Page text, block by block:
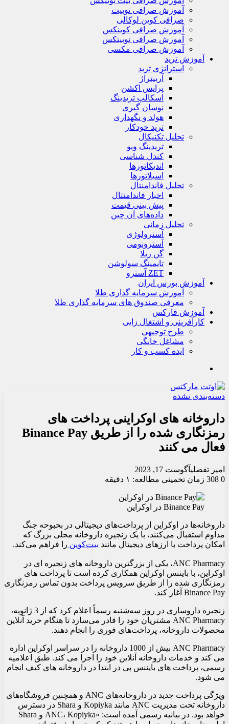
آموزش صرافی توبیت
صرافی کوین لوکالی
آموزش صرافی کوینکس
آموزش صرافی نوبیتکس
آموزش صرافی مکسی
آموزش ترید
استراتژی‌ ترید
آربیتراژ
پرایس اکشن
اسکالپ تریدینگ
نوسان گیری
هولد و نگهداری
ترید خودکار
تحلیل تکنیکال
تریدینگ ویو
کندل شناسی
اندیکاتورها
اسیلاتورها
تحلیل فاندامنتال
اخبار فاندامنتال
پیش بینی قیمت
داده‌های آن چین
تحلیل زمانی
آسترولوژی
آسترونومی
گن زیلا
تايمينگ سولوشن
ZET آسترو
آموزش بورس ایران
آموزش سرمایه گذاری طلا
معرفی صندوق های سرمایه گذاری طلا
آموزش فارکس
کارآفرینی و اشتغال زایی
طرح توجیهی
مشاغل خانگی
ایده کسب و کار
دسته‌بندی نشده
داروخانه های اوکراینی پرداخت های
رمزنگاری شده را از طریق Binance Pay
فعال می کنند
امیر تفضلیآگوست 17, 2023
0
زمان تخمینی مطالعه: ۱ دقیقه
Binance Pay در اوکراین
داروخانه‌ها در اوکراین از پرداخت‌های دیجیتالی در بحبوحه جنگ
مداوم استقبال می‌کنند، با یک زنجیره داروخانه محلی بزرگ که
امکان پرداخت با ارزهای دیجیتال مانند بیت‌کوین را فراهم می‌کند.
ANC Pharmacy، یکی از بزرگترین داروخانه های زنجیره ای در
اوکراین، با بایننس اوکراین همکاری کرده است تا پرداخت های
رمزنگاری شده را از طریق سرویس پرداخت بدون تماس رمزنگاری
Binance Pay آغاز کند.
زنجیره داروسازی در روز سه‌شنبه رسماً اعلام کرد که از 3 ژانویه،
ANC Pharmacy مشتریان خود را قادر می‌سازد تا هنگام خرید آنلاین
محصولات داروخانه، پرداخت‌های فوری را انجام دهند.
ANC Pharmacy بیش از 1000 داروخانه را در سراسر اوکراین اداره
می کند و خدمات داروخانه آنلاین خود را اجرا می کند. طبق اعلامیه
رسمی، پرداخت های بایننس پی در ابتدا در داروخانه های کیف انجام
می شود.
ویژگی پرداخت جدید در داروخانه‌های ANC و همچنین فروشگاه‌های
داروخانه تحت مدیریت ANC مانند Kopiyka و Shara در دسترس
خواهد بود. در بیانیه رسمی آمده است: «ANC، Kopiyka و Shara